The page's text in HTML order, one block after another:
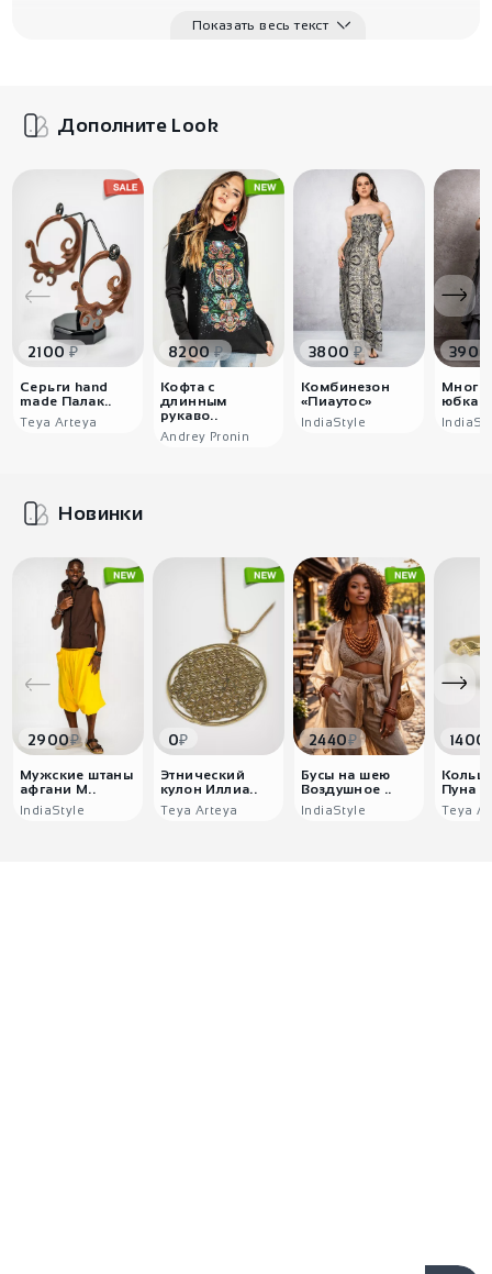
Показать весь текст
Дополните Look
2100 ₽
Серьги hand
made Палак..
Teya Arteya
8200₽
Кофта с
длинным
рукаво..
Andrey Pronin
3800₽
Комбинезон
«Пиаутос»
IndiaStyle
3900
юбка
Новинки
2900₽
Мужские штаны
афгани М..
IndiaStyle
0₽
Этнический
кулон Иллиа..
Teya Arteya
2440₽
Бусы на шею
Воздушное ..
IndiaStyle
1400
Пуна
Teya